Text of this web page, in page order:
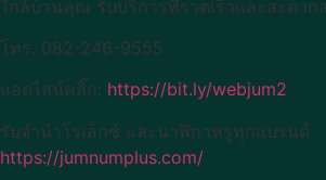
ใกล้บ้านคุณ รับบริการที่รวดเร็วและสะดวก
โทร. 082-246-9555
แอดไลน์คลิ๊ก: https://bit.ly/webjum2
รับจำนำโรเล็กซ์ และนาฬิกาหรูทุกแบรนด์
https://jumnumplus.com/